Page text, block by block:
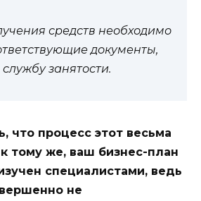
средств необходимо
документы,
занятости.
что процесс этот весьма
тому же, ваш бизнес-план
специалистами, ведь
не